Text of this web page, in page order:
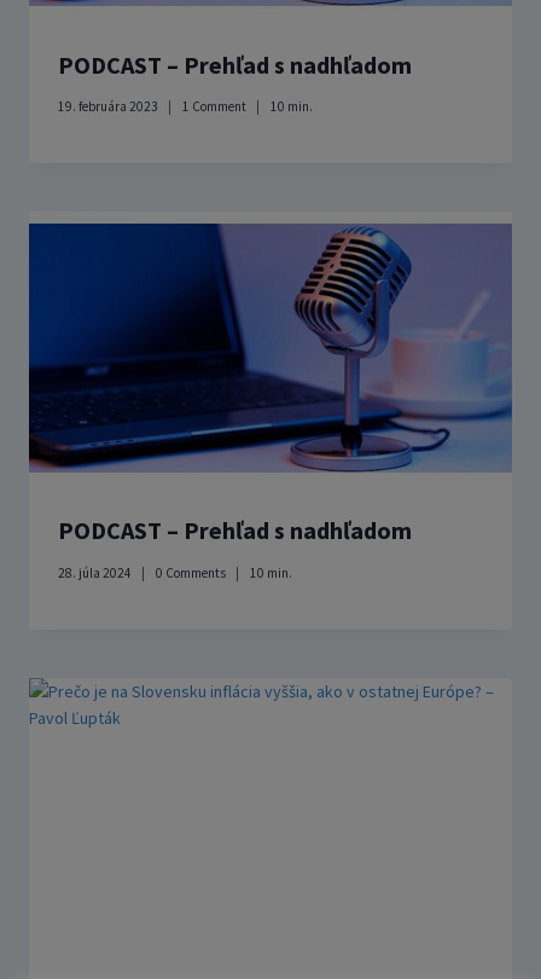
PODCAST – Prehľad s nadhľadom
19. februára 2023 1 Comment 10 min.
PODCAST – Prehľad s nadhľadom
28. júla 2024 0 Comments 10 min.